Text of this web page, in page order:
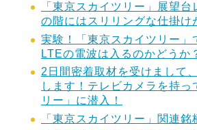
「東京スカイツリー」展望
の階にはスリリングな仕掛け
実験！「東京スカイツリー」
LTEの電波は入るのかどうか
2日間密着取材を受けまして
します！テレビカメラを持っ
リー」に潜入！
「東京スカイツリー」関連銘